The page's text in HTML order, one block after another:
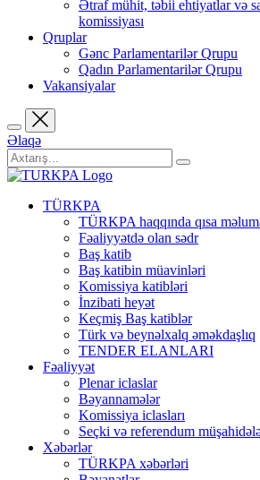
Ətraf mühit, təbii ehtiyatlar və
komissiyası
Qruplar
Gənc Parlamentarilər Qrupu
Qadın Parlamentarilər Qrupu
Vakansiyalar
Əlaqə
TÜRKPA
TÜRKPA haqqında qısa
Fəaliyyətdə olan sədr
Baş katib
Baş katibin müavinləri
Komissiya katibləri
İnzibati heyət
Keçmiş Baş katiblər
Türk və beynəlxalq əməkdaşlıq
TENDER ELANLARI
Fəaliyyət
Plenar iclaslar
Bəyannamələr
Komissiya iclasları
Seçki və referendum
Xəbərlər
TÜRKPA xəbərləri